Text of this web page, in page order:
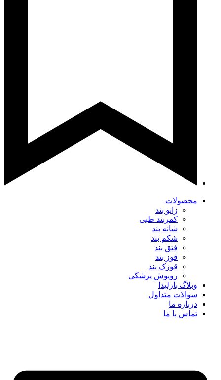
محصولات
زانو بند
کمربند طبی
شانه بند
شکم بند
فتق بند
قوز بند
قوزک بند
روپوش پزشکی
وبلاگ بارلیدا
سوالات متداول
درباره ما
تماس با ما